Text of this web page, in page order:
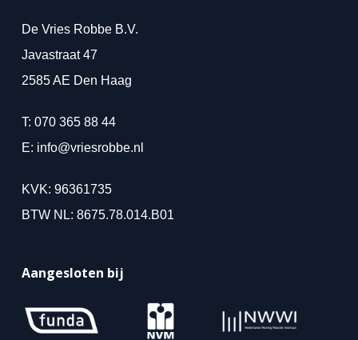
De Vries Robbe B.V.
Javastraat 47
2585 AE Den Haag
T: 070 365 88 44
E: info@vriesrobbe.nl
KVK: 96361735
BTW NL: 8675.78.014.B01
Aangesloten bij